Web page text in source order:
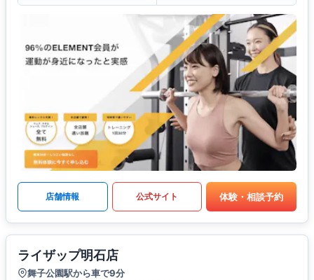
店舗情報 公式サイト 体験・相談予約
ライザップ明石店
舞子公園駅から車で9分